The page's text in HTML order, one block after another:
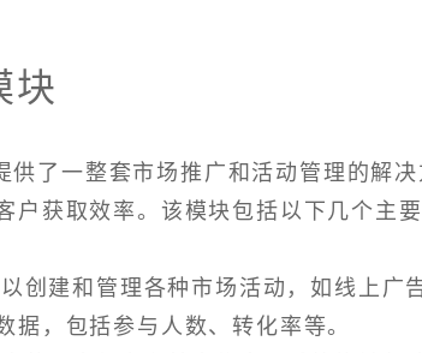
块
供了一整套市场推广和活动管理的解
户获取效率。该模块包括以下几个主要
创建和管理各种市场活动，如线上广
据，包括参与人数、转化率等。